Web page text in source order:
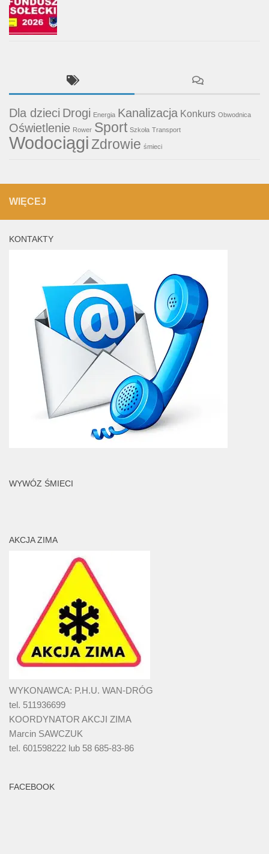
Dla dzieci Drogi Energia Kanalizacja Konkurs Obwodnica
Oświetlenie Rower Sport Szkoła Transport
WodociągiZdrowie śmieci
WIĘCEJ
KONTAKTY
WYWÓZ ŚMIECI
AKCJA ZIMA
WYKONAWCA: P.H.U. WAN-DRÓG
tel. 511936699
KOORDYNATOR AKCJI ZIMA
Marcin SAWCZUK
tel. 601598222 lub 58 685-83-86
FACEBOOK